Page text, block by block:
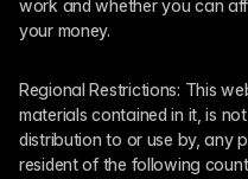
work and whether you can
your money.
Regional Restrictions: This
materials contained in it, is
distribution to or use by, any
resident of the following